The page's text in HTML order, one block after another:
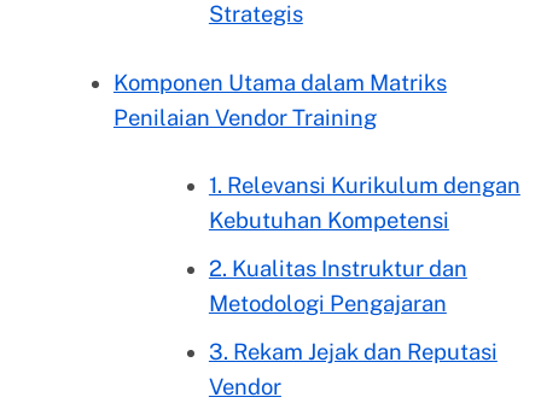
Strategis
Komponen Utama dalam Matriks
Penilaian Vendor Training
1. Relevansi Kurikulum dengan
Kebutuhan Kompetensi
2. Kualitas Instruktur dan
Metodologi Pengajaran
3. Rekam Jejak dan Reputasi
Vendor